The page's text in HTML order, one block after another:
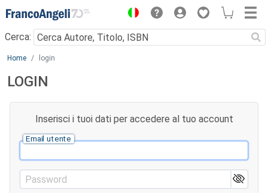
Menu
Cerca:
Main content
Home login
LOGIN
Inserisci i tuoi dati per accedere al tuo account
Email utente
Password